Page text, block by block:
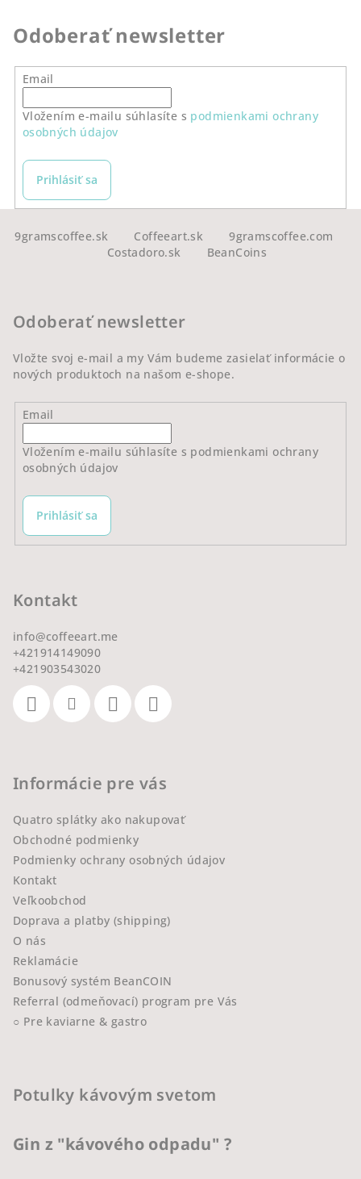
Odoberať newsletter
Email
Vložením e-mailu súhlasíte s podmienkami ochrany
osobných údajov
Prihlásiť sa
9gramscoffee.sk Coffeeart.sk
9gramscoffee.com
Costadoro.sk
BeanCoins
Odoberať newsletter
Vložte svoj e-mail a my Vám budeme zasielať informácie o
nových produktoch na našom e-shope.
Email
Vložením e-mailu súhlasíte s podmienkami ochrany
osobných údajov
Prihlásiť sa
Kontakt
info@coffeeart.me
+421914149090
+421903543020
Informácie pre vás
Quatro splátky ako nakupovať
Obchodné podmienky
Podmienky ochrany osobných údajov
Kontakt
Veľkoobchod
Doprava a platby (shipping)
O nás
Reklamácie
Bonusový systém BeanCOIN
Referral (odmeňovací) program pre Vás
○ Pre kaviarne & gastro
Potulky kávovým svetom
Gin z "kávového odpadu" ?